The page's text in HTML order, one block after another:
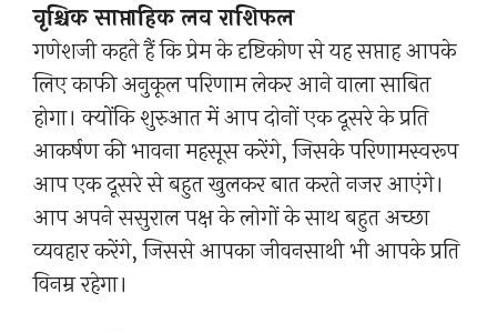
वृश्चिक साप्ताहिक लव राशिफल
गणेशजी कहते हैं कि प्रेम के दृष्टिकोण से यह सप्ताह आपके
लिए काफी अनुकूल परिणाम लेकर आने वाला साबित
होगा। क्योंकि शुरुआत में आप दोनों एक दूसरे के प्रति
आकर्षण की भावना महसूस करेंगे, जिसके परिणामस्वरूप
आप एक दूसरे से बहुत खुलकर बात करते नजर आएंगे।
आप अपने ससुराल पक्ष के लोगों के साथ बहुत अच्छा
व्यवहार करेंगे, जिससे आपका जीवनसाथी भी आपके प्रति
विनम्र रहेगा।